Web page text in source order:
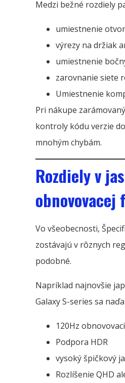
Medzi bežné rozdiely
umiestnenie
výrezy na držiak
umiestnenie
zarovnanie siete
Umiestnenie
Pri nákupe
kontroly kódu verzie
mnohým chybám.
Rozdiely v
Vo všeobecnosti,
zostávajú v rôznych
podobné.
Napríklad najnovšie
Galaxy S-series sa
120Hz
Podpora HDR
vysoký špičkový
Rozlíšenie QHD